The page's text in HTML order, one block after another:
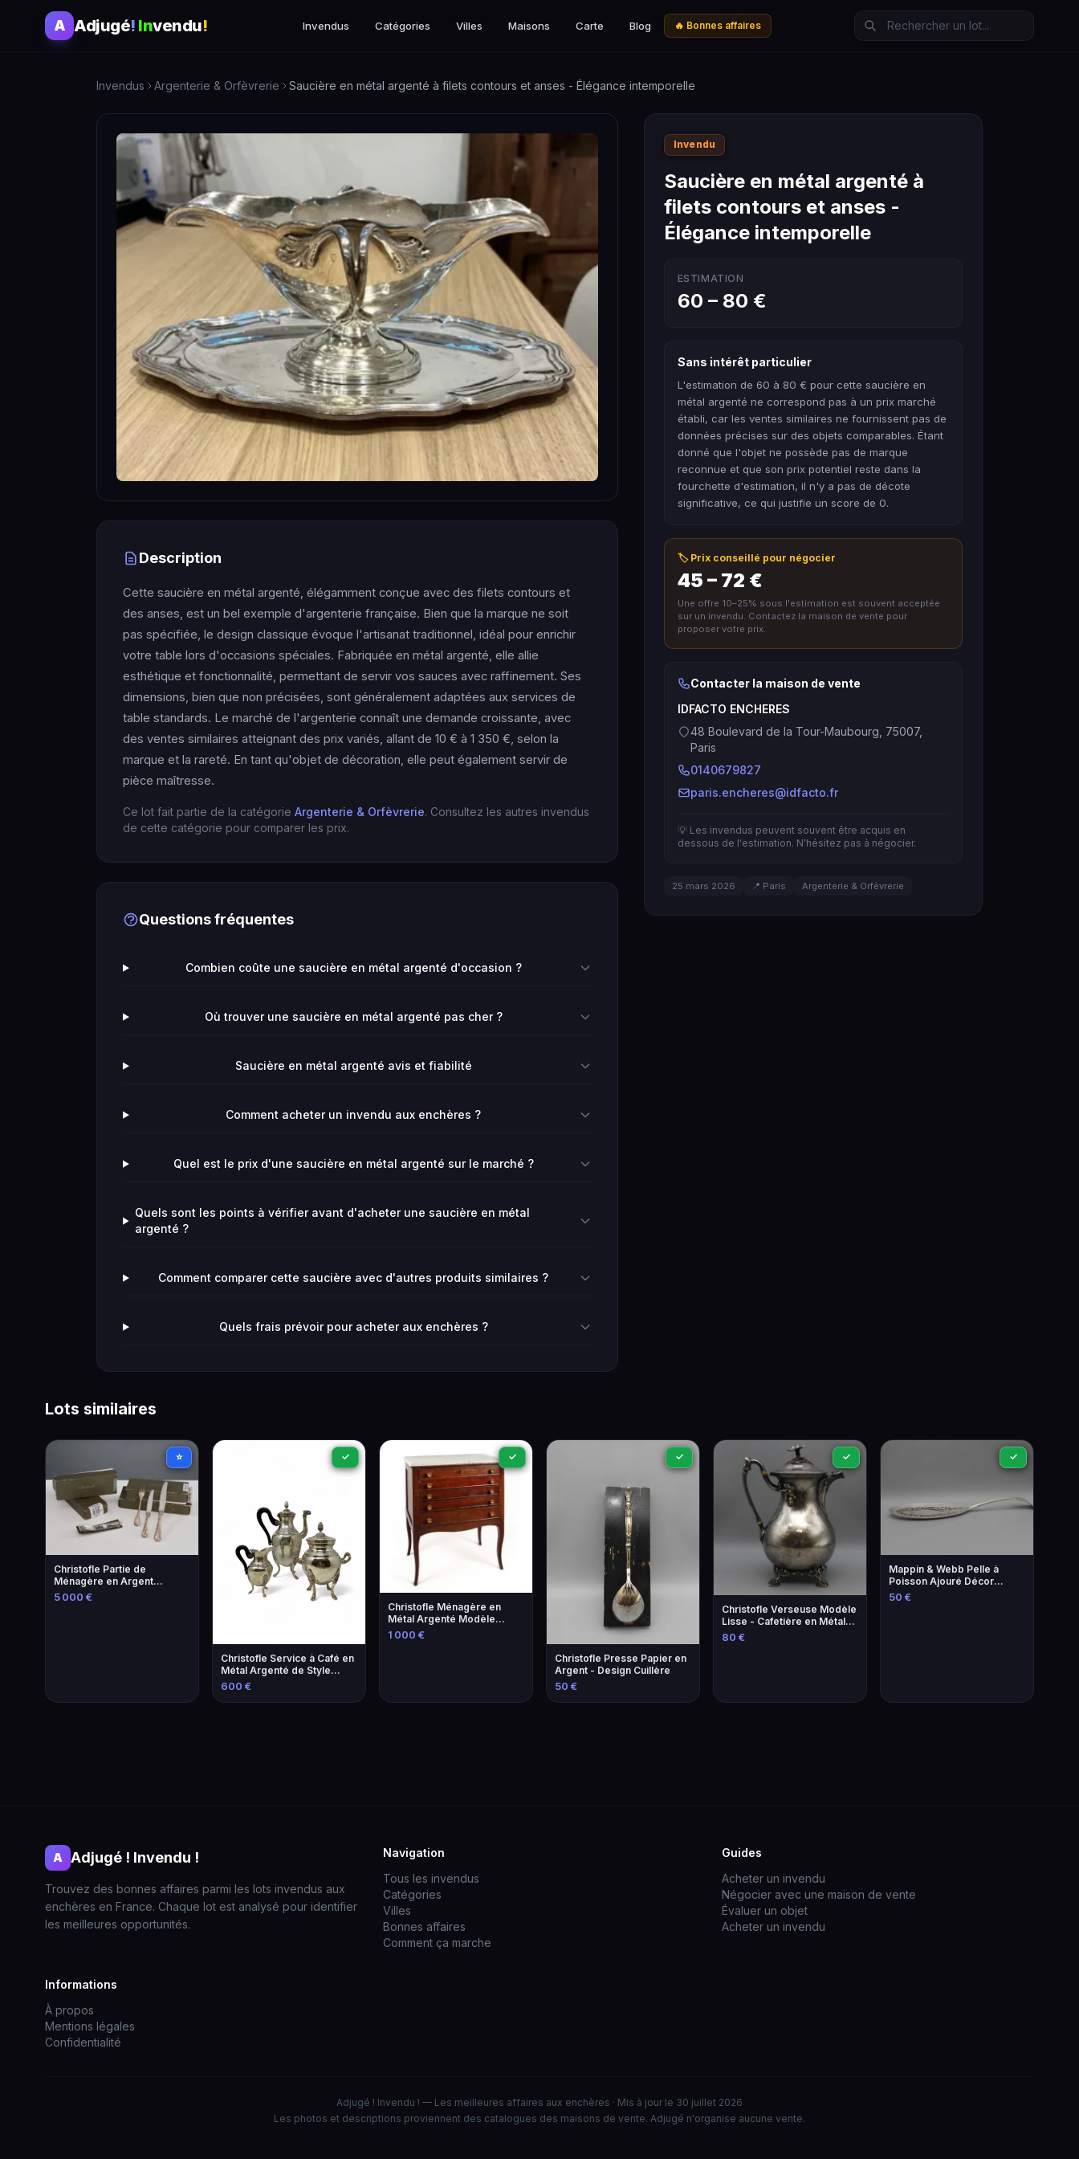
A Adjugé! Invendu! Invendus Catégories Villes Maisons Carte Blog 🔥 Bonnes affaires
Invendus Argenterie & Orfèvrerie Saucière en métal argenté à filets contours et anses - Élégance intemporelle
Description
Cette saucière en métal argenté, élégamment conçue avec des filets contours et
des anses, est un bel exemple d'argenterie française. Bien que la marque ne soit
pas spécifiée, le design classique évoque l'artisanat traditionnel, idéal pour enrichir
votre table lors d'occasions spéciales. Fabriquée en métal argenté, elle allie
esthétique et fonctionnalité, permettant de servir vos sauces avec raffinement. Ses
dimensions, bien que non précisées, sont généralement adaptées aux services de
table standards. Le marché de l'argenterie connaît une demande croissante, avec
des ventes similaires atteignant des prix variés, allant de 10 € à 1 350 €, selon la
marque et la rareté. En tant qu'objet de décoration, elle peut également servir de
pièce maîtresse.
Ce lot fait partie de la catégorie Argenterie & Orfèvrerie. Consultez les autres invendus
de cette catégorie pour comparer les prix.
Questions fréquentes
Combien coûte une saucière en métal argenté d'occasion ?
Où trouver une saucière en métal argenté pas cher ?
Saucière en métal argenté avis et fiabilité
Comment acheter un invendu aux enchères ?
Quel est le prix d'une saucière en métal argenté sur le marché ?
Quels sont les points à vérifier avant d'acheter une saucière en métal
argenté ?
Comment comparer cette saucière avec d'autres produits similaires ?
Quels frais prévoir pour acheter aux enchères ?
Invendu
Saucière en métal argenté à
filets contours et anses -
Élégance intemporelle
ESTIMATION
60 – 80 €
Sans intérêt particulier
L'estimation de 60 à 80 € pour cette saucière en
métal argenté ne correspond pas à un prix marché
établi, car les ventes similaires ne fournissent pas de
données précises sur des objets comparables. Étant
donné que l'objet ne possède pas de marque
reconnue et que son prix potentiel reste dans la
fourchette d'estimation, il n'y a pas de décote
significative, ce qui justifie un score de 0.
🏷️ Prix conseillé pour négocier
45 – 72 €
Une offre 10–25% sous l'estimation est souvent acceptée
sur un invendu. Contactez la maison de vente pour
proposer votre prix.
Contacter la maison de vente
IDFACTO ENCHERES
48 Boulevard de la Tour-Maubourg, 75007,
Paris
0140679827
paris.encheres@idfacto.fr
💡 Les invendus peuvent souvent être acquis en
dessous de l'estimation. N'hésitez pas à négocier.
25 mars 2026 📍 Paris Argenterie & Orfèvrerie
Lots similaires
⭐
Christofle Partie de
Ménagère en Argent
Sterling 925
5 000 €
✓
Christofle Service à Café en
Métal Argenté de Style
Empire
600 €
✓
Christofle Ménagère en
Métal Argenté Modèle
Coquille - Élégance et
1 000 €
✓
Christofle Presse Papier en
Argent - Design Cuillère
50 €
✓
Christofle Verseuse Modèle
Lisse - Cafetière en Métal
Argenté
80 €
✓
Mappin & Webb Pelle à
Poisson Ajouré Décor
Saumon - Argenterie
50 €
A Adjugé ! Invendu !
Trouvez des bonnes affaires parmi les lots invendus aux
enchères en France. Chaque lot est analysé pour identifier
les meilleures opportunités.
Navigation
Tous les invendus
Catégories
Villes
Bonnes affaires
Comment ça marche
Guides
Acheter un invendu
Négocier avec une maison de vente
Évaluer un objet
Acheter un invendu
Informations
À propos
Mentions légales
Confidentialité
Adjugé ! Invendu ! — Les meilleures affaires aux enchères · Mis à jour le 30 juillet 2026
Les photos et descriptions proviennent des catalogues des maisons de vente. Adjugé n'organise aucune vente.